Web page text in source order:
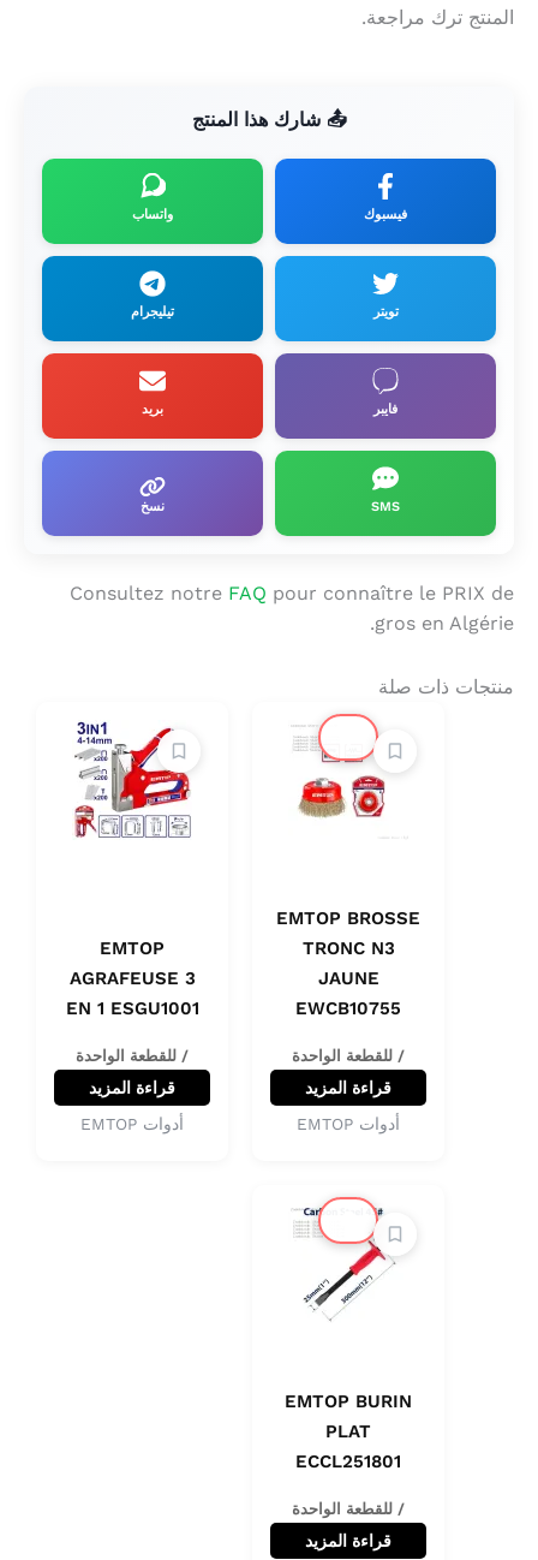
المنتج ترك مراجعة.
📤 شارك هذا المنتج
فيسبوك واتساب
تويتر تيليجرام
فايبر بريد
SMS نسخ
Consultez notre FAQ pour connaître le PRIX de
gros en Algérie.
منتجات ذات صلة
EMTOP BROSSE
TRONC N3
JAUNE
EWCB10755
/ للقطعة الواحدة
قراءة المزيد
أدوات EMTOP
EMTOP
AGRAFEUSE 3
EN 1 ESGU1001
/ للقطعة الواحدة
قراءة المزيد
أدوات EMTOP
EMTOP BURIN
PLAT
ECCL251801
/ للقطعة الواحدة
قراءة المزيد